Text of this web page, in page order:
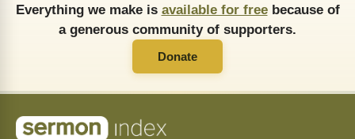
Everything we make is available for freebecause of
a generous community of supporters.
Donate